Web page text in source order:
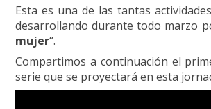
Esta es una de las tantas
desarrollando durante todo marzo
mujer“.
Compartimos a continuación el
serie que se proyectará en esta